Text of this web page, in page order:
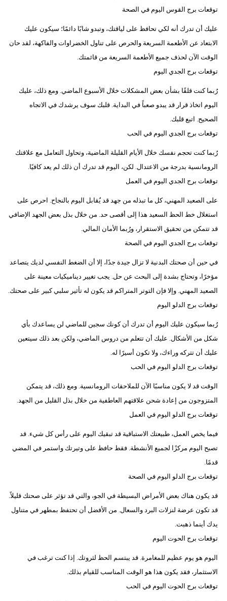
توقعات برج القوس اليوم في الصحة
عليك أن تدرك أنه لكي تحافظ على لياقتك، وتبدو شابًا دائمًا؛ سيكون عليك
الابتعاد عن الأطعمة السريعة والحرص على تناول الخضراوات والفاكهة، لقد حان
الوقت الآن لحذف جميع الأطعمة السريعة من قائمتك.
توقعات برج الجدي اليوم
رُبما كنت قلقًا بشأن بعض المشكلات خلال الأسبوع الماضي. ومع ذلك، عليك
اليوم اتخاذ قرار قد يبدو صعباً في البداية. قلبك سوف يرشدك في الاتجاه
الصحيح. اتبع قلبك.
توقعات برج الجدي اليوم في الحب
رُبما كنت تحجم نفسك خلال الأيام القليلة الماضية، وتحاول التعامل مع علاقتك
الرومانسية بدرجة من الاعتدال. لكن، اليوم قد تدرك أن ذلك لم يعد كافيًا.
توقعات برج الجدي اليوم في العمل
على الصعيد المهني، كل ما تبذله من جهد قد يُقابل اليوم بالنجاح. احرص على
استغلال خط الحظ السعيد هذا إلى أقصى حد. من خلال بذل بعض الجهد الإضافي
قد تتمكن من تحقيق الاستقرار، ورُبما الأمان المالي.
توقعات برج الجدي اليوم في الصحة
في حين أن صحتك البدنية لا تزال جيدة جدًا، إلا أن الضغط النفسي لديك يتصاعد
مؤخرًا، وتحتاج بشدة إلى البحث عن حل. يجب تغيير ديناميكيات معينة على
الصعيد المهني. وإلا فإن التوتر المتراكم قد يكون له تأثير سلبي كبير على صحتك.
توقعات برج الدلو اليوم
رُبما سيكون عليك اليوم أن تدرك أن كونك سجين للماضي لن يساعدك بأي
شكل من الأشكال. عليك أن تتعلم من دروس الماضي، ولكن بعد ذلك سيتعين
عليك أن تتركه وراءك، ولا تكون أسيرًا له.
توقعات برج الدلو اليوم في الحب
الوقت قد لا يكون مناسبًا الآن للملاحقات الرومانسية. ومع ذلك، قد يتمكن
المتزوجون من إعادة شحن علاقتهم العاطفية من خلال بذل القليل من الجهد.
توقعات برج الدلو اليوم في العمل
فيما يخص العمل، طبيعتك الاستباقية قد تبقيك اليوم على رأس كل شيء. قد
تصبح اليوم مركزًا لجميع الأنشطة. فقط حافظ على وتيرتك واستمر في المضي
قدمًا.
توقعات برج الدلو اليوم في الصحة
قد يكون هناك بعض الأمراض البسيطة في الجو، والتي قد تؤثر على صحتك قليلاً.
قد تكون عرضة لنزلات البرد والسعال. من الأفضل أن تحتفظ بمطهر في متناول
يدك أينما ذهبت.
توقعات برج الحوت اليوم
اليوم هو يوم عظيم للمغامرة. قد يبتسم الحظ لثروتك. إذا كنت ترغب في
الاستثمار، فقد يكون هذا هو الوقت المناسب للقيام بذلك.
توقعات برج الحوت اليوم في الحب